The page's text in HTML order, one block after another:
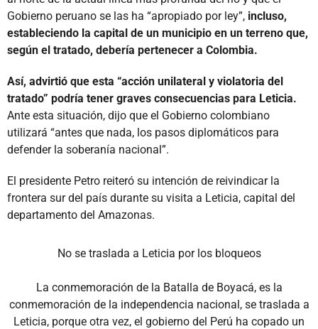
Gobierno peruano se las ha “apropiado por ley”, incluso,
estableciendo la capital de un municipio en un terreno que,
según el tratado, debería pertenecer a Colombia.
Así, advirtió que esta “acción unilateral y violatoria del
tratado” podría tener graves consecuencias para Leticia.
Ante esta situación, dijo que el Gobierno colombiano
utilizará “antes que nada, los pasos diplomáticos para
defender la soberanía nacional”.
El presidente Petro reiteró su intención de reivindicar la
frontera sur del país durante su visita a Leticia, capital del
departamento del Amazonas.
No se traslada a Leticia por los bloqueos
La conmemoración de la Batalla de Boyacá, es la
conmemoración de la independencia nacional, se traslada a
Leticia, porque otra vez, el gobierno del Perú ha copado un